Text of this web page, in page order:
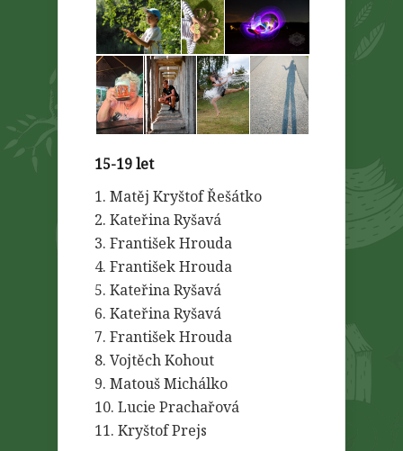
15-19 let
1. Matěj Kryštof Řešátko
2. Kateřina Ryšavá
3. František Hrouda
4. František Hrouda
5. Kateřina Ryšavá
6. Kateřina Ryšavá
7. František Hrouda
8. Vojtěch Kohout
9. Matouš Michálko
10. Lucie Prachařová
11. Kryštof Prejs